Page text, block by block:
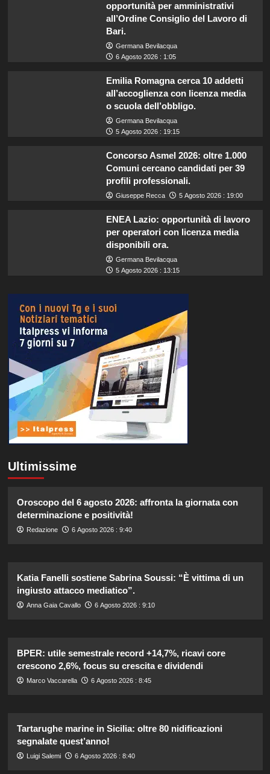
opportunità per amministrativi
all’Ordine Consiglio del Lavoro di
Bari.
Germana Bevilacqua
6 Agosto 2026 : 1:05
Emilia Romagna cerca 10 addetti
all’accoglienza con licenza media
o scuola dell’obbligo.
Germana Bevilacqua
5 Agosto 2026 : 19:15
Concorso Asmel 2026: oltre 1.000
Comuni cercano candidati per 39
profili professionali.
Giuseppe Recca 5 Agosto 2026 : 19:00
ENEA Lazio: opportunità di lavoro
per operatori con licenza media
disponibili ora.
Germana Bevilacqua
5 Agosto 2026 : 13:15
Ultimissime
Oroscopo del 6 agosto 2026: affronta la giornata con
determinazione e positività!
Redazione 6 Agosto 2026 : 9:40
Katia Fanelli sostiene Sabrina Soussi: “È vittima di un
ingiusto attacco mediatico”.
Anna Gaia Cavallo 6 Agosto 2026 : 9:10
BPER: utile semestrale record +14,7%, ricavi core
crescono 2,6%, focus su crescita e dividendi
Marco Vaccarella 6 Agosto 2026 : 8:45
Tartarughe marine in Sicilia: oltre 80 nidificazioni
segnalate quest’anno!
Luigi Salemi 6 Agosto 2026 : 8:40